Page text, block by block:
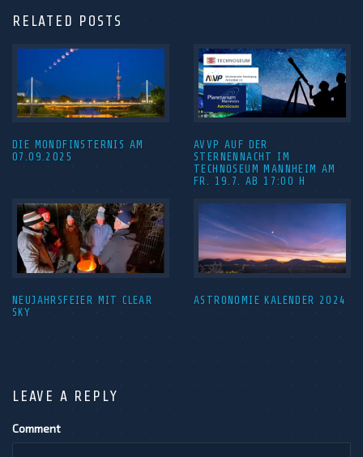
RELATED POSTS
DIE MONDFINSTERNIS AM
07.09.2025
AVVP AUF DER
STERNENNACHT IM
TECHNOSEUM MANNHEIM AM
FR. 19.7. AB 17:00 H
NEUJAHRSFEIER MIT CLEAR
SKY
ASTRONOMIE KALENDER 2024
LEAVE A REPLY
Comment